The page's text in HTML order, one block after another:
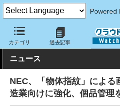
Powered
カテゴリ 過去記事
クラウド Watch サービス・ソフト
ニュース
NEC、「物体指紋」による
造業向けに強化、個品管理